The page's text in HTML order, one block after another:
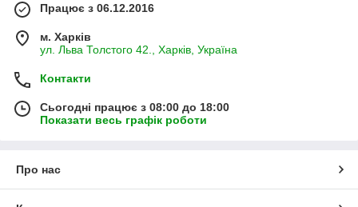
Працює з 06.12.2016
м. Харків
ул. Льва Толстого 42., Харків, Україна
Контакти
Сьогодні працює з 08:00 до 18:00
Показати весь графік роботи
Про нас